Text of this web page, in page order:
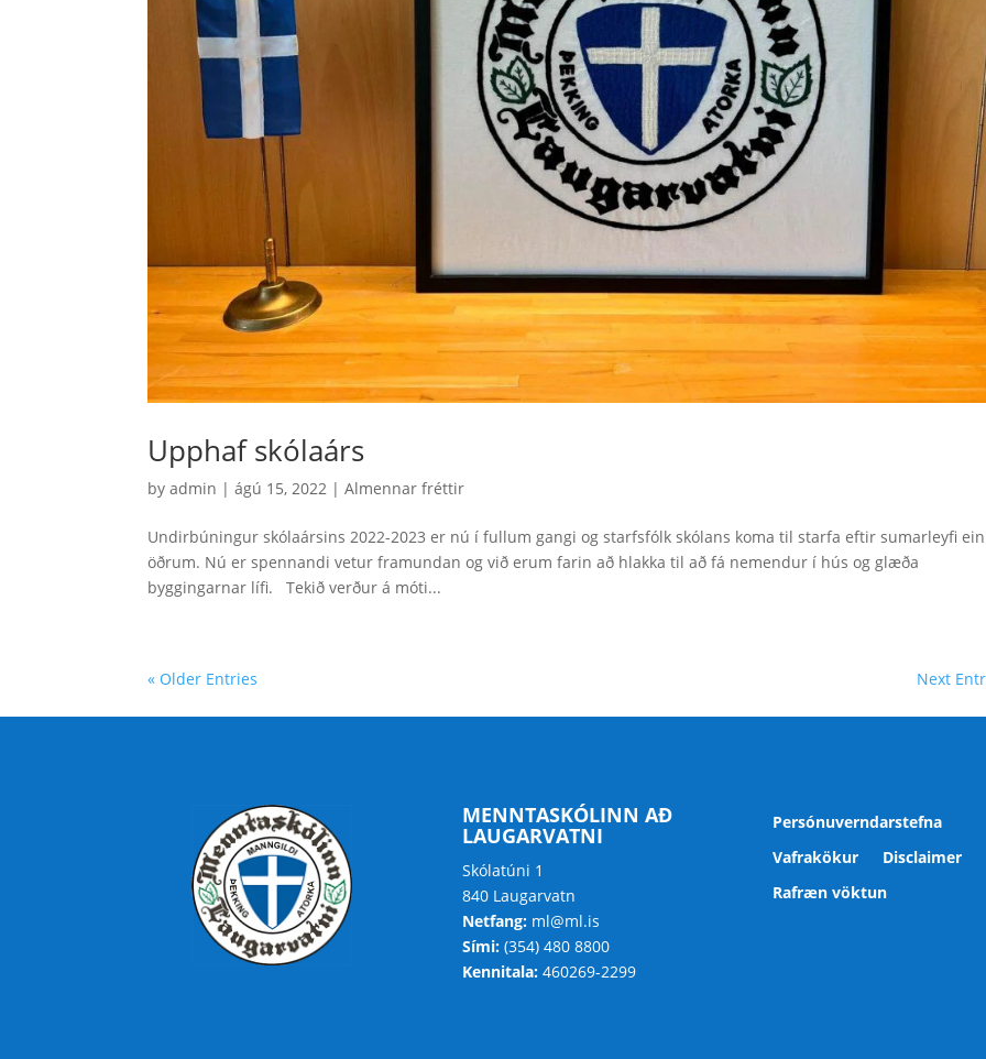
Upphaf skólaárs
byadmin |ágú 15, 2022 |Almennar fréttir
Undirbúningur skólaársins 2022-2023 er nú í fullum gangi og starfsfólk skólans koma til starfa eftir sumarleyfi
öðrum. Nú er spennandi vetur framundan og við erum farin að hlakka til að fá nemendur í hús og glæða
byggingarnar lífi. Tekið verður á móti...
« Older Entries Next
MENNTASKÓLINN AÐ
LAUGARVATNI
Skólatúni 1
840 Laugarvatn
Netfang:ml@ml.is
Sími:(354) 480 8800
Kennitala:460269-2299
Persónuverndarstefna
Vafrakökur
Disclaimer
Rafræn vöktun